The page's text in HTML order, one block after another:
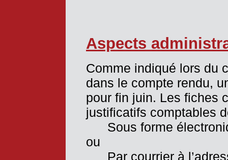
Aspects
Comme indiqué lors du
dans le compte rendu,
pour fin juin. Les fiches
justificatifs comptables
Sous forme
ou
Par courrier à